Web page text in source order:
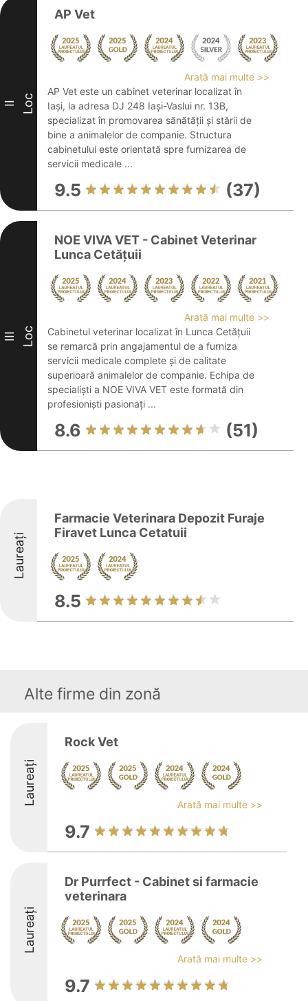
II Loc
AP Vet
Arată mai multe >>
AP Vet este un cabinet veterinar localizat în
Iași, la adresa DJ 248 Iași-Vaslui nr. 13B,
specializat în promovarea sănătății și stării de
bine a animalelor de companie. Structura
cabinetului este orientată spre furnizarea de
servicii medicale ...
9.5 (37)
III Loc
NOE VIVA VET - Cabinet Veterinar
Lunca Cetățuii
Arată mai multe >>
Cabinetul veterinar localizat în Lunca Cetățuii
se remarcă prin angajamentul de a furniza
servicii medicale complete și de calitate
superioară animalelor de companie. Echipa de
specialiști a NOE VIVA VET este formată din
profesioniști pasionați ...
8.6 (51)
Laureați
Farmacie Veterinara Depozit Furaje
Firavet Lunca Cetatuii
8.5
Alte firme din zonă
Laureați
Rock Vet
Arată mai multe >>
9.7
Laureați
Dr Purrfect - Cabinet si farmacie
veterinara
Arată mai multe >>
9.7